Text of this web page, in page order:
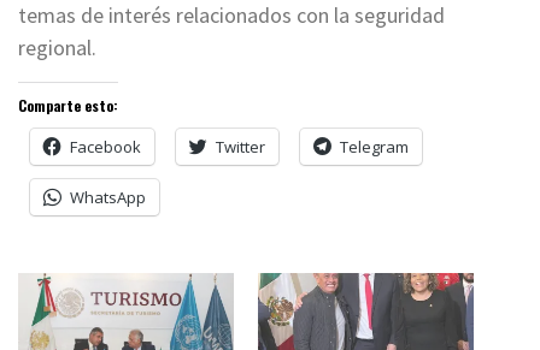
temas de interés relacionados con la seguridad
regional.
Comparte esto:
Facebook Twitter Telegram
WhatsApp